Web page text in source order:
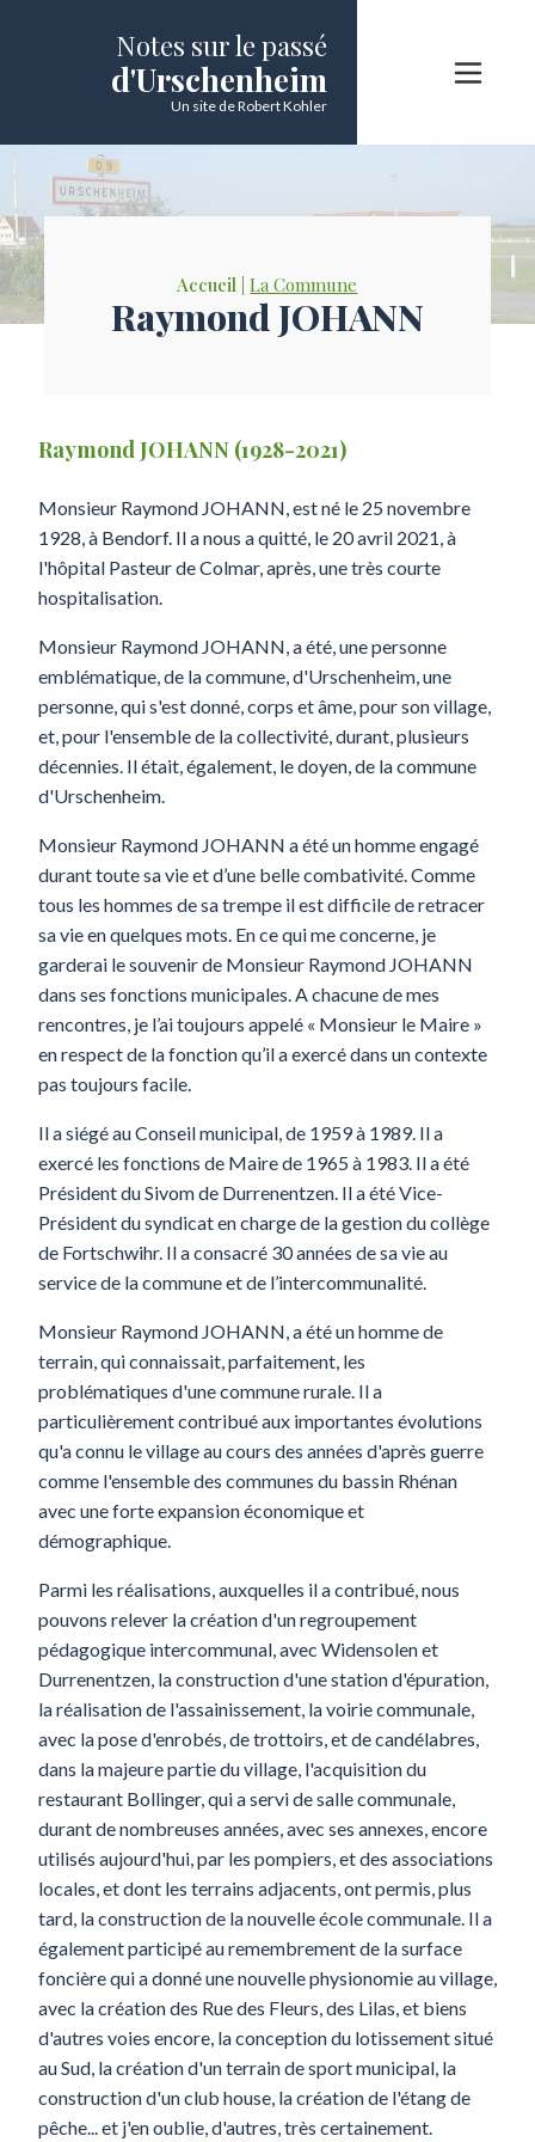
Notes sur le passé
d'Urschenheim
Un site de Robert Kohler
Accueil |La Commune
Raymond JOHANN
Raymond JOHANN (1928-2021)
Monsieur Raymond JOHANN, est né le 25 novembre
1928, à Bendorf. Il a nous a quitté, le 20 avril 2021, à
l'hôpital Pasteur de Colmar, après, une très courte
hospitalisation.
Monsieur Raymond JOHANN, a été, une personne
emblématique, de la commune, d'Urschenheim, une
personne, qui s'est donné, corps et âme, pour son village,
et, pour l'ensemble de la collectivité, durant, plusieurs
décennies. Il était, également, le doyen, de la commune
d'Urschenheim.
Monsieur Raymond JOHANN a été un homme engagé
durant toute sa vie et d’une belle combativité. Comme
tous les hommes de sa trempe il est difficile de retracer
sa vie en quelques mots. En ce qui me concerne, je
garderai le souvenir de Monsieur Raymond JOHANN
dans ses fonctions municipales. A chacune de mes
rencontres, je l’ai toujours appelé « Monsieur le Maire »
en respect de la fonction qu’il a exercé dans un contexte
pas toujours facile.
Il a siégé au Conseil municipal, de 1959 à 1989. Il a
exercé les fonctions de Maire de 1965 à 1983. Il a été
Président du Sivom de Durrenentzen. Il a été Vice-
Président du syndicat en charge de la gestion du collège
de Fortschwihr. Il a consacré 30 années de sa vie au
service de la commune et de l’intercommunalité.
Monsieur Raymond JOHANN, a été un homme de
terrain, qui connaissait, parfaitement, les
problématiques d'une commune rurale. Il a
particulièrement contribué aux importantes évolutions
qu'a connu le village au cours des années d'après guerre
comme l'ensemble des communes du bassin Rhénan
avec une forte expansion économique et
démographique.
Parmi les réalisations, auxquelles il a contribué, nous
pouvons relever la création d'un regroupement
pédagogique intercommunal, avec Widensolen et
Durrenentzen, la construction d'une station d'épuration,
la réalisation de l'assainissement, la voirie communale,
avec la pose d'enrobés, de trottoirs, et de candélabres,
dans la majeure partie du village, l'acquisition du
restaurant Bollinger, qui a servi de salle communale,
durant de nombreuses années, avec ses annexes, encore
utilisés aujourd'hui, par les pompiers, et des associations
locales, et dont les terrains adjacents, ont permis, plus
tard, la construction de la nouvelle école communale. Il a
également participé au remembrement de la surface
foncière qui a donné une nouvelle physionomie au village,
avec la création des Rue des Fleurs, des Lilas, et biens
d'autres voies encore, la conception du lotissement situé
au Sud, la création d'un terrain de sport municipal, la
construction d'un club house, la création de l'étang de
pêche... et j'en oublie, d'autres, très certainement.